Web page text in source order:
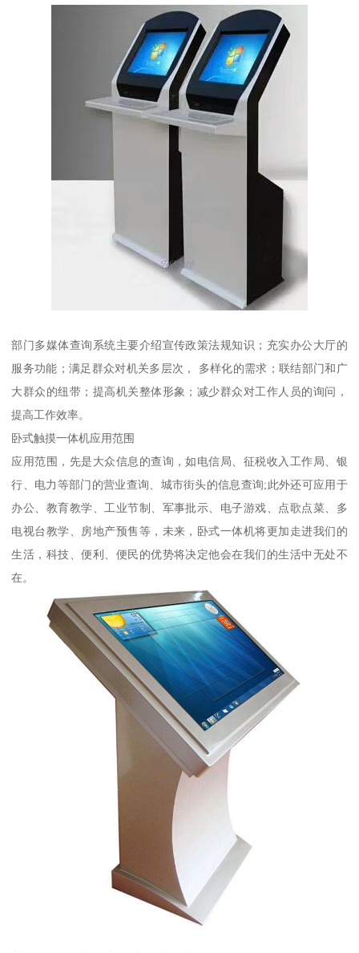
部门多媒体查询系统主要介绍宣传政策法规知识；充实办公大厅的
服务功能；满足群众对机关多层次， 多样化的需求；联结部门和广
大群众的纽带；提高机关整体形象；减少群众对工作人员的询问，
提高工作效率。
卧式触摸一体机应用范围
应用范围，先是大众信息的查询，如电信局、征税收入工作局、银
行、电力等部门的营业查询、城市街头的信息查询;此外还可应用于
办公、教育教学、工业节制、军事批示、电子游戏、点歌点菜、多
电视台教学、房地产预售等，未来，卧式一体机将更加走进我们的
生活，科技、便利、便民的优势将决定他会在我们的生活中无处不
在。